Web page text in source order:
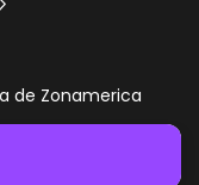
de Zonamerica